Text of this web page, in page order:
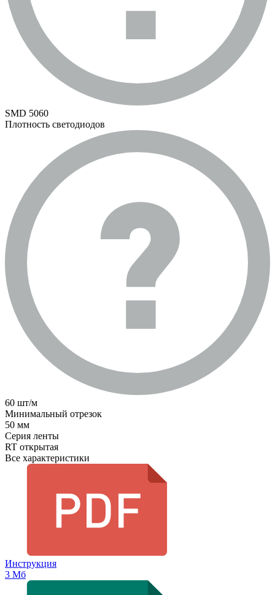
SMD 5060
Плотность светодиодов
60 шт/м
Минимальный отрезок
50 мм
Серия ленты
RT открытая
Все характеристики
Инструкция
3 Мб